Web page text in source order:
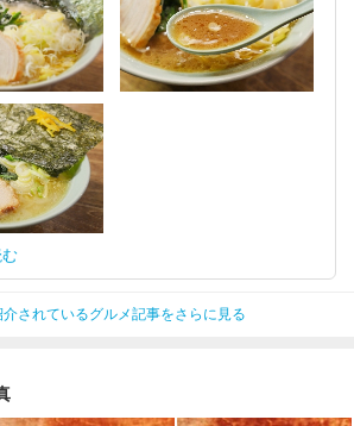
介されているグルメ記事をさらに見る